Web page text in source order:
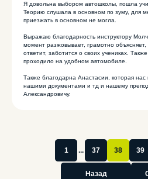
Я довольна выбором автошколы, пошла
Теорию слушала в основном по зуму, для
приезжать в основном не могла.
Выражаю благодарность инструктору
момент разжовывает, грамотно объясняет,
ответит, заботится о своих учениках.
проходило на удобном автомобиле.
Также благодарна Анастасии, которая
нашими документами и тд и нашему
Александровичу.
1 ... 37 38 39
Назад
НА НАС В СОЦИАЛЬНЫХ СЕТЯХ!
ПОДПИШИСЬ
8 (3842) 32-67-01
Отправляя свои контактные данные, вы